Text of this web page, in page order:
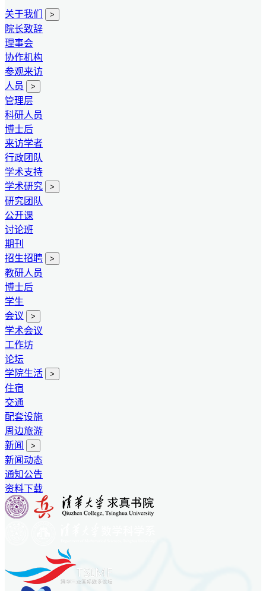
关于我们 >
院长致辞
理事会
协作机构
参观来访
人员
>
管理层
科研人员
博士后
来访学者
行政团队
学术支持
学术研究
>
研究团队
公开课
讨论班
期刊
招生招聘
>
教研人员
博士后
学生
会议
>
学术会议
工作坊
论坛
学院生活
>
住宿
交通
配套设施
周边旅游
新闻
>
新闻动态
通知公告
资料下载